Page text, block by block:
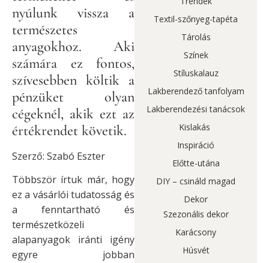
nyúlunk vissza a
természetes
anyagokhoz. Aki
számára ez fontos,
szívesebben költik a
pénzüket olyan
cégeknél, akik ezt az
értékrendet követik.
Szerző: Szabó Eszter
Többször írtuk már, hogy
ez a vásárlói tudatosság és
a fenntartható és
természetközeli
alapanyagok iránti igény
egyre jobban
Textil-szőnyeg-tapéta
Tárolás
Színek
Stíluskalauz
Lakberendező tanfolyam
Lakberendezési tanácsok
Kislakás
Inspiráció
Előtte-utána
DIY – csináld magad
Dekor
Szezonális dekor
Karácsony
Húsvét